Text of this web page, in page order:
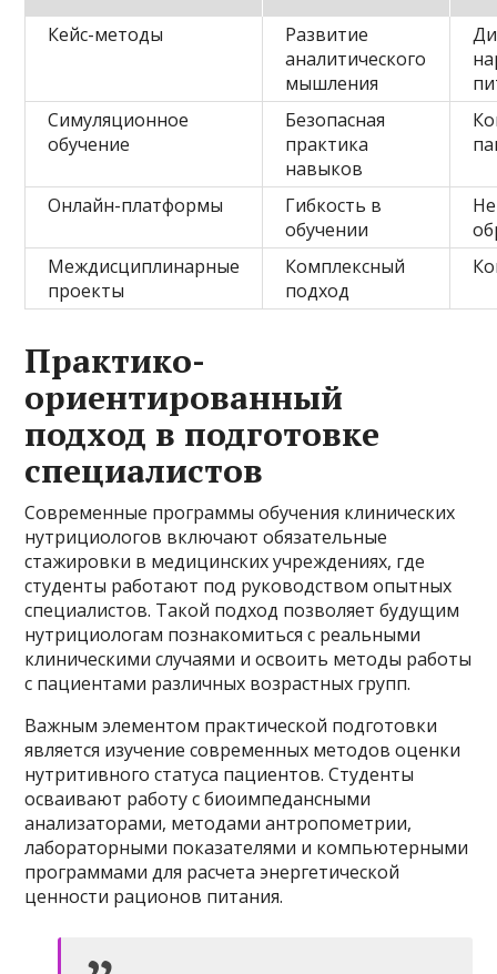
Кейс-методы
Развитие
аналитического
мышления
Симуляционное
обучение
Безопасная
практика
навыков
Онлайн-платформы
Гибкость в
обучении
Междисциплинарные
проекты
Комплексный
подход
Практико-
ориентированный
подход в подготовке
специалистов
Современные программы обучения клинических
нутрициологов включают обязательные
стажировки в медицинских учреждениях, где
студенты работают под руководством опытных
специалистов. Такой подход позволяет будущим
нутрициологам познакомиться с реальными
клиническими случаями и освоить методы работы
с пациентами различных возрастных групп.
Важным элементом практической подготовки
является изучение современных методов оценки
нутритивного статуса пациентов. Студенты
осваивают работу с биоимпедансными
анализаторами, методами антропометрии,
лабораторными показателями и компьютерными
программами для расчета энергетической
ценности рационов питания.